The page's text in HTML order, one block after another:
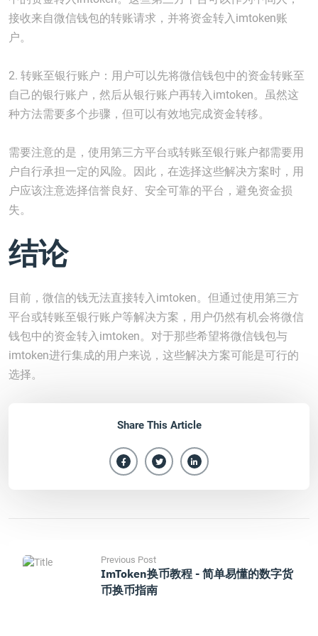
接收来自微信钱包的转账请求，并将资金转入imtoken账
户。
2. 转账至银行账户：用户可以先将微信钱包中的资金转账至
自己的银行账户，然后从银行账户再转入imtoken。虽然这
种方法需要多个步骤，但可以有效地完成资金转移。
需要注意的是，使用第三方平台或转账至银行账户都需要用
户自行承担一定的风险。因此，在选择这些解决方案时，用
户应该注意选择信誉良好、安全可靠的平台，避免资金损
失。
结论
目前，微信的钱无法直接转入imtoken。但通过使用第三方
平台或转账至银行账户等解决方案，用户仍然有机会将微信
钱包中的资金转入imtoken。对于那些希望将微信钱包与
imtoken进行集成的用户来说，这些解决方案可能是可行的
选择。
Share This Article
Previous Post
ImToken换币教程 - 简单易懂的数字货
币换币指南